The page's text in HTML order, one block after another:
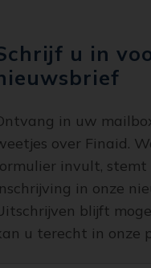
u in
in uw
over Finaid.
invult,
in onze
blijft
u terecht in onze